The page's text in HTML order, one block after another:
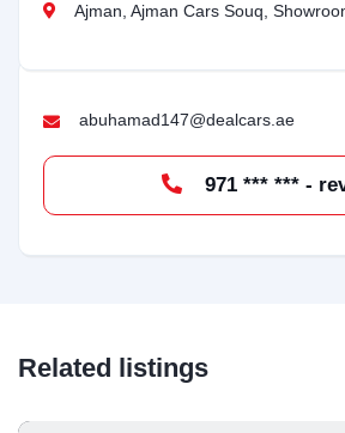
Ajman, Ajman Cars Souq,
abuhamad147@dealcars.ae
971 ***
Related listings